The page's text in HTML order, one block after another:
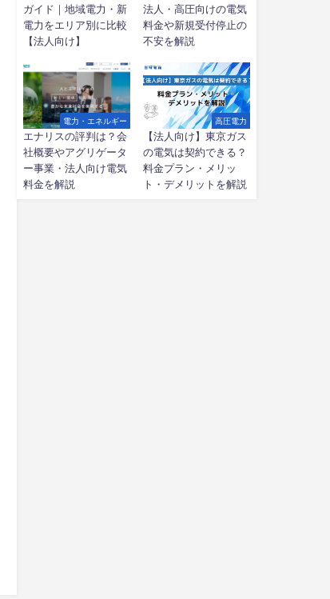
ガイド｜地域電力・新
電力をエリア別に比較
【法人向け】
法人・高圧向けの電気
料金や新規受付停止の
不安を解説
電力・エネルギー
エナリスの評判は？会
社概要やアグリゲータ
ー事業・法人向け電気
料金を解説
高圧電力
【法人向け】東京ガス
の電気は契約できる？
料金プラン・メリッ
ト・デメリットを解説